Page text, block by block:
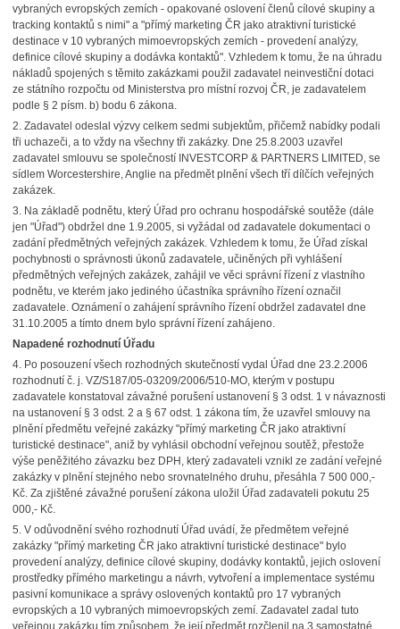
vybraných evropských zemích - opakované oslovení členů cílové skupiny a
tracking kontaktů s nimi" a "přímý marketing ČR jako atraktivní turistické
destinace v 10 vybraných mimoevropských zemích - provedení analýzy,
definice cílové skupiny a dodávka kontaktů". Vzhledem k tomu, že na úhradu
nákladů spojených s těmito zakázkami použil zadavatel neinvestiční dotaci
ze státního rozpočtu od Ministerstva pro místní rozvoj ČR, je zadavatelem
podle § 2 písm. b) bodu 6 zákona.
2. Zadavatel odeslal výzvy celkem sedmi subjektům, přičemž nabídky podali
tři uchazeči, a to vždy na všechny tři zakázky. Dne 25.8.2003 uzavřel
zadavatel smlouvu se společností INVESTCORP & PARTNERS LIMITED, se
sídlem Worcestershire, Anglie na předmět plnění všech tří dílčích veřejných
zakázek.
3. Na základě podnětu, který Úřad pro ochranu hospodářské soutěže (dále
jen "Úřad") obdržel dne 1.9.2005, si vyžádal od zadavatele dokumentaci o
zadání předmětných veřejných zakázek. Vzhledem k tomu, že Úřad získal
pochybnosti o správnosti úkonů zadavatele, učiněných při vyhlášení
předmětných veřejných zakázek, zahájil ve věci správní řízení z vlastního
podnětu, ve kterém jako jediného účastníka správního řízení označil
zadavatele. Oznámení o zahájení správního řízení obdržel zadavatel dne
31.10.2005 a tímto dnem bylo správní řízení zahájeno.
Napadené rozhodnutí Úřadu
4. Po posouzení všech rozhodných skutečností vydal Úřad dne 23.2.2006
rozhodnutí č. j. VZ/S187/05-03209/2006/510-MO, kterým v postupu
zadavatele konstatoval závažné porušení ustanovení § 3 odst. 1 v návaznosti
na ustanovení § 3 odst. 2 a § 67 odst. 1 zákona tím, že uzavřel smlouvy na
plnění předmětu veřejné zakázky "přímý marketing ČR jako atraktivní
turistické destinace", aniž by vyhlásil obchodní veřejnou soutěž, přestože
výše peněžitého závazku bez DPH, který zadavateli vznikl ze zadání veřejné
zakázky v plnění stejného nebo srovnatelného druhu, přesáhla 7 500 000,-
Kč. Za zjištěné závažné porušení zákona uložil Úřad zadavateli pokutu 25
000,- Kč.
5. V odůvodnění svého rozhodnutí Úřad uvádí, že předmětem veřejné
zakázky "přímý marketing ČR jako atraktivní turistické destinace" bylo
provedení analýzy, definice cílové skupiny, dodávky kontaktů, jejich oslovení
prostředky přímého marketingu a návrh, vytvoření a implementace systému
pasivní komunikace a správy oslovených kontaktů pro 17 vybraných
evropských a 10 vybraných mimoevropských zemí. Zadavatel zadal tuto
veřejnou zakázku tím způsobem, že její předmět rozčlenil na 3 samostatné